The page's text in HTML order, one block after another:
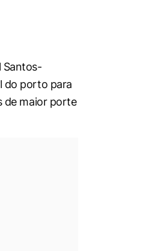
Santos-
do porto para
de maior porte